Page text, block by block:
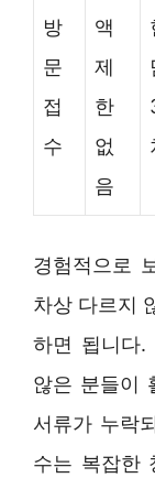
방
문
접
수
액
제
한
없
음
경험적으로
차상 다르지
하면 됩니다.
않은 분들이
서류가 누락
수는 복잡한